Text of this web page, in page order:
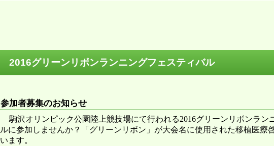
2016グリーンリボンランニングフェスティバル
参加者募集のお知らせ
駒沢オリンピック公園陸上競技場にて行われる2016グリーンリボンラン
ルに参加しませんか？「グリーンリボン」が大会名に使用された移植医療
います。